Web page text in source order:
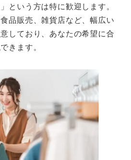
という方は特に歓迎します。
品販売、雑貨店など、幅広い
しており、あなたの希望に合
きます。